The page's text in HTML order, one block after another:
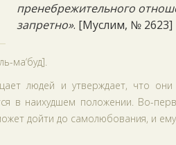
пренебрежительного
запретно». [Муслим, № 2623]
ма‘буд].
людей и утверждает, что
наихудшем положении. Во-
дойти до самолюбования, и ему